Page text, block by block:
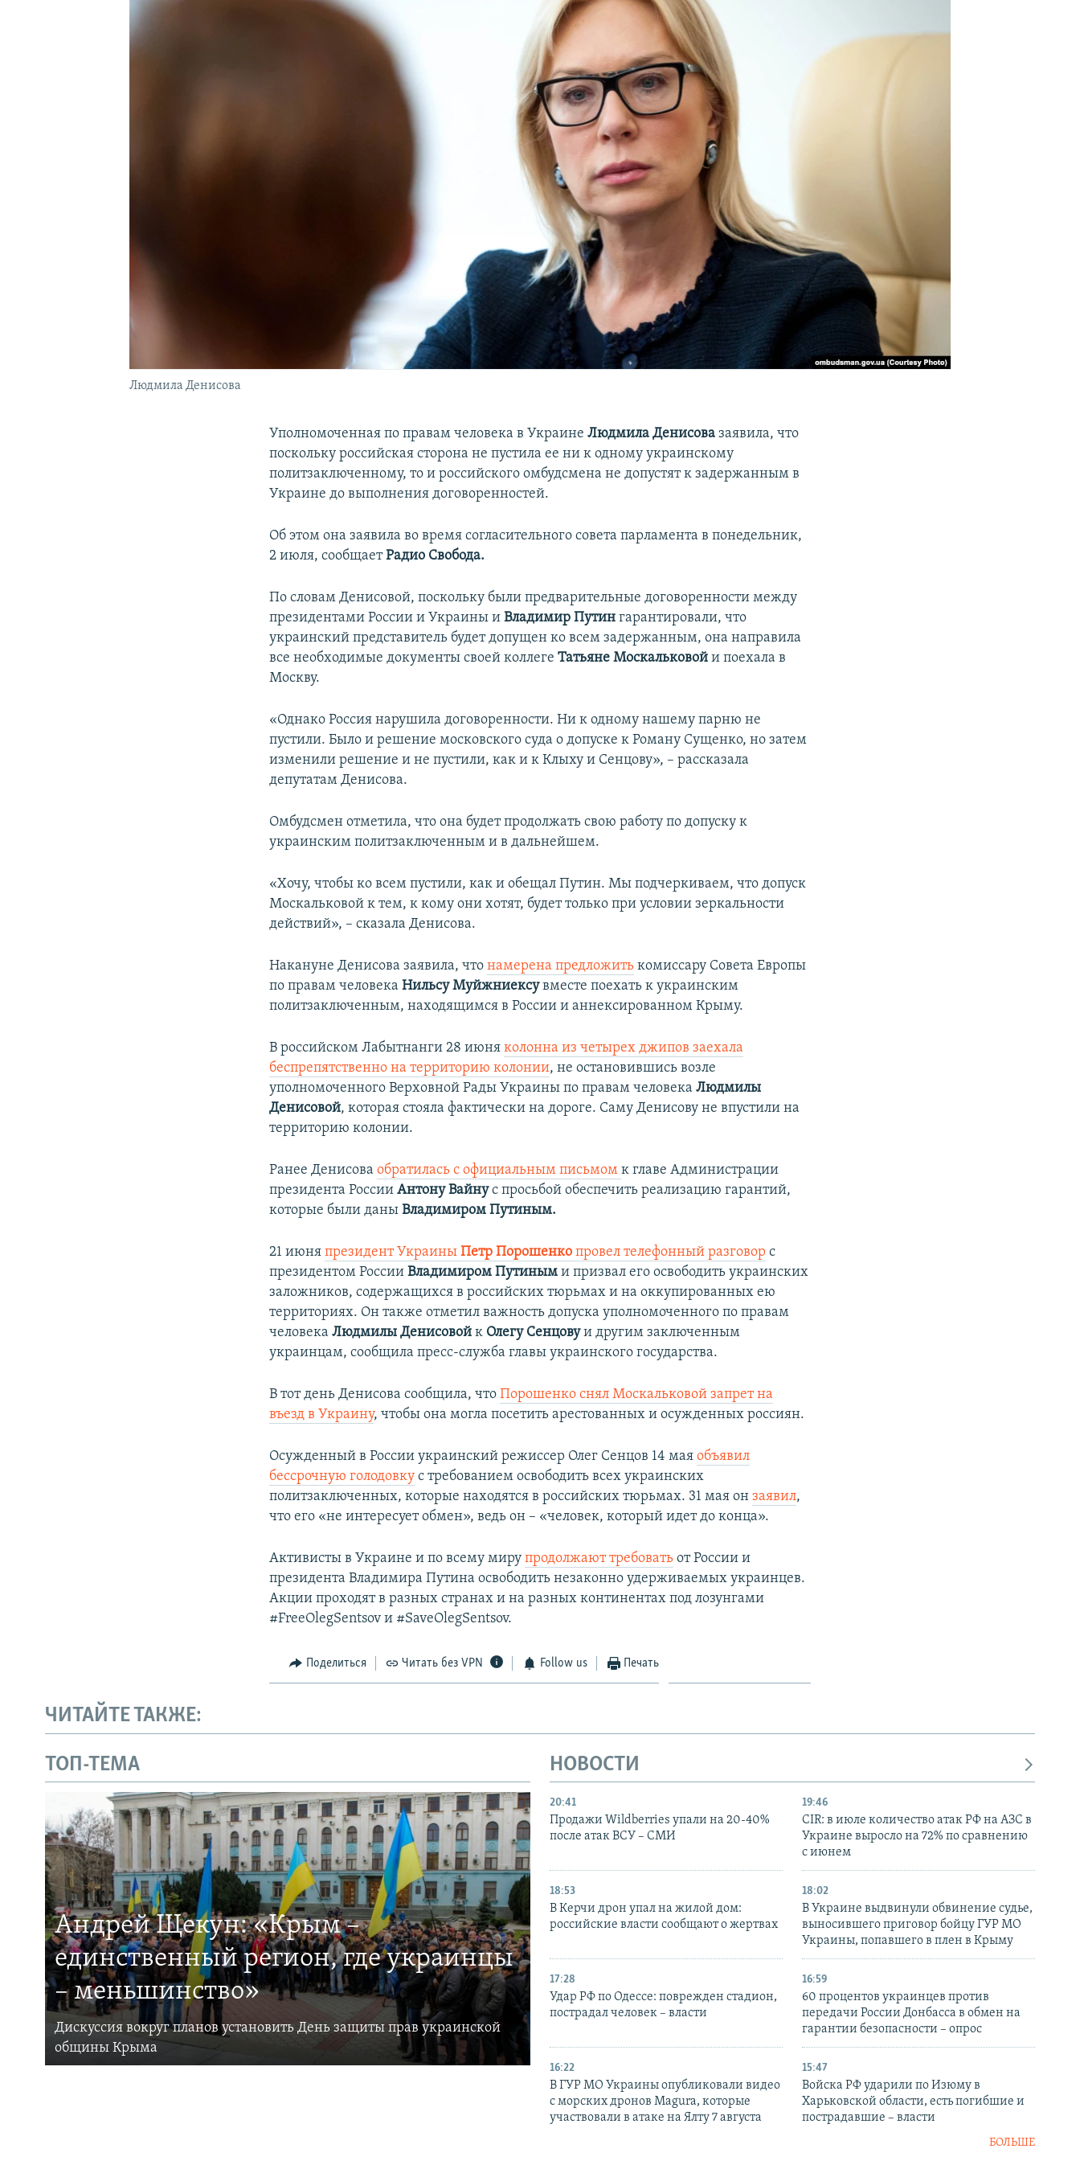
КРЫМ.НЕПОКОРЕННЫЙ
Людмила Денисова
Уполномоченная по правам человека в Украине Людмила Денисовазаявила, что
поскольку российская сторона не пустила ее ни к одному украинскому
политзаключенному, то и российского омбудсмена не допустят к задержанным в
Украине до выполнения договоренностей.
Об этом она заявила во время согласительного совета парламента в понедельник,
2 июля, сообщаетРадио Свобода.
По словам Денисовой, поскольку были предварительные договоренности между
президентами России и Украины иВладимир Путингарантировали, что
украинский представитель будет допущен ко всем задержанным, она направила
все необходимые документы своей коллегеТатьяне Москальковой и поехала в
Москву.
«Однако Россия нарушила договоренности. Ни к одному нашему парню не
пустили. Было и решение московского суда о допуске к Роману Сущенко, но затем
изменили решение и не пустили, как и к Клыху и Сенцову», – рассказала
депутатам Денисова.
Омбудсмен отметила, что она будет продолжать свою работу по допуску к
украинским политзаключенным и в дальнейшем.
«Хочу, чтобы ко всем пустили, как и обещал Путин. Мы подчеркиваем, что допуск
Москальковой к тем, к кому они хотят, будет только при условии зеркальности
действий», – сказала Денисова.
Накануне Денисова заявила, чтонамерена предложить комиссару Совета Европы
по правам человекаНильсу Муйжниексувместе поехать к украинским
политзаключенным, находящимся в России и аннексированном Крыму.
В российском Лабытнанги 28 июняколонна из четырех джипов заехала
беспрепятственно на территорию колонии, не остановившись возле
уполномоченного Верховной Рады Украины по правам человекаЛюдмилы
Денисовой, которая стояла фактически на дороге. Саму Денисову не впустили на
территорию колонии.
Ранее Денисоваобратилась с официальным письмомк главе Администрации
президента РоссииАнтону Вайнус просьбой обеспечить реализацию гарантий,
которые были даны Владимиром Путиным.
21 июняпрезидент Украины Петр Порошенко провел телефонный разговор с
президентом РоссииВладимиром Путиным и призвал его освободить украинских
заложников, содержащихся в российских тюрьмах и на оккупированных ею
территориях. Он также отметил важность допуска уполномоченного по правам
человекаЛюдмилы Денисовой к Олегу Сенцовуи другим заключенным
украинцам, сообщила пресс-служба главы украинского государства.
В тот день Денисова сообщила, чтоПорошенко снял Москальковой запрет на
въезд в Украину, чтобы она могла посетить арестованных и осужденных россиян.
Осужденный в России украинский режиссер Олег Сенцов 14 маяобъявил
бессрочную голодовку с требованием освободить всех украинских
политзаключенных, которые находятся в российских тюрьмах. 31 мая онзаявил,
что его «не интересует обмен», ведь он ​– «человек, который идет до конца».
Активисты в Украине и по всему мирупродолжают требовать от России и
президента Владимира Путина освободить незаконно удерживаемых украинцев.
Акции проходят в разных странах и на разных континентах под лозунгами​
#FreeOlegSentsov и #SaveOlegSentsov.
Поделиться Читать без VPN Follow us Печать
ЧИТАЙТЕ ТАКЖЕ:
ТОП-ТЕМА
Андрей Щекун: «Крым –
единственный регион, где украинцы
– меньшинство»
Дискуссия вокруг планов установить День защиты прав украинской
общины Крыма
НОВОСТИ
20:41
Продажи Wildberries упали на 20-40%
после атак ВСУ – СМИ
19:46
CIR: в июле количество атак РФ на АЗС в
Украине выросло на 72% по сравнению
с июнем
18:53
В Керчи дрон упал на жилой дом:
российские власти сообщают о жертвах
18:02
В Украине выдвинули обвинение судье,
выносившего приговор бойцу ГУР МО
Украины, попавшего в плен в Крыму
17:28
Удар РФ по Одессе: поврежден стадион,
пострадал человек – власти
16:59
60 процентов украинцев против
передачи России Донбасса в обмен на
гарантии безопасности – опрос
16:22
В ГУР МО Украины опубликовали видео
с морских дронов Magura, которые
участвовали в атаке на Ялту 7 августа
15:47
Войска РФ ударили по Изюму в
Харьковской области, есть погибшие и
пострадавшие – власти
БОЛЬШЕ